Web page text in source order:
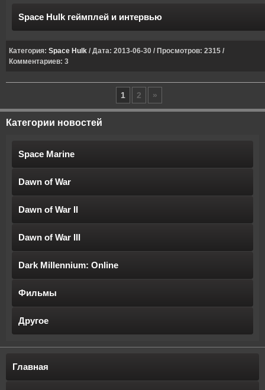
Space Hulk геймплей и интервью
Категория: Space Hulk / Дата: 2013-06-30 / Просмотров: 2315 /
Комментариев: 3
1 2 »
Категории новостей
Space Marine
Dawn of War
Dawn of War II
Dawn of War III
Dark Millennium: Online
Фильмы
Другое
Главная